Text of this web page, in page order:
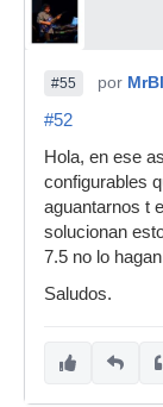
#55 por
#52
Hola, en ese
configurables
aguantarnos t
solucionan
7.5 no lo
Saludos.